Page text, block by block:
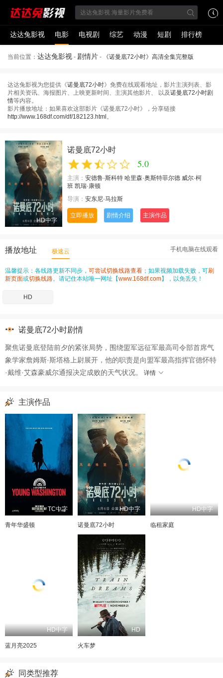
达达兔影视 电影 电视剧 综艺 动漫 短剧 排行榜
当前位置： 达达兔影视 - 剧情片 - 《诺曼底72小时》高清全集完整版
达达兔影视为您提供《诺曼底72小时》免费在线观看地址，影片主演列表、影
片相关资讯、海报图片、上映更新时间、主演其他影片、 以及诺曼底72小时剧
情等内容。
影片播放地址：如果喜欢这部影片《诺曼底72小时》，分享链接
http://www.168df.com/df/182123.html 。
HD中字
诺曼底72小时
5.0
主演： 安德鲁·斯科特 哈里森·奥斯特菲尔德 威尔·柯
班 凯瑞·康顿
导演： 安东尼·马拉斯
立即播放 剧情介绍 主演作品
手机电脑在线观看
播放地址 极速云
温馨提示：各线路更新不同步， 可尝试切换线路查看 ；如果视频加载失败，可刷
新页面或切换线路。请记住本站唯一网址【www.168df.com】，以免丢失！
HD
诺曼底72小时剧情
聚焦诺曼底登陆前夕的紧张局势，围绕盟军远征军最高司令部首席气
象学家詹姆斯·斯塔格上尉展开，他的职责是向盟军最高指挥官德怀特
·戴维·艾森豪威尔通报决定成败的天气状况。
详情
主演作品
TC中字
青年华盛顿
HD中字
诺曼底72小时
HD中字
临租家庭
HD中字
蓝月亮2025
HD
火车梦
同类型推荐